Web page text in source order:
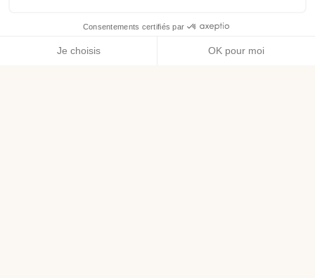
Consentements certifiés par
Je choisis OK pour moi